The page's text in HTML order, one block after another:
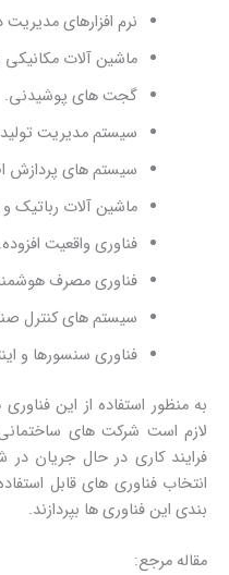
نرم افزارهای
ماشین آلات مکانیکی
گجت های پوشیدنی.
سیستم مدیریت
سیستم های پردازش
ماشین آلات
فناوری واقعیت افزوده.
فناوری مصرف
سیستم های کنترل
فناوری سنسورها و
به منظور استفاده از این
لازم است شرکت های
فرایند کاری در حال جریان
انتخاب فناوری های قابل
بندی این فناوری ها بپردازند.
مقاله مرجع: